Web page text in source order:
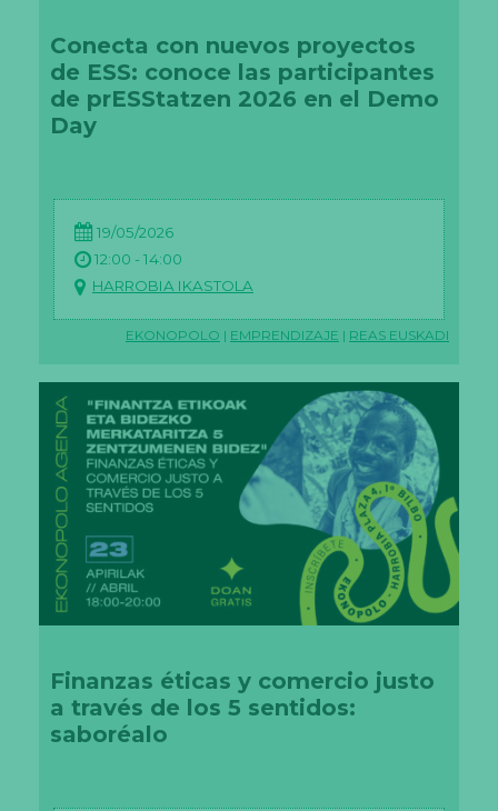
Conecta con nuevos proyectos
de ESS: conoce las participantes
de prESStatzen 2026 en el Demo
Day
19/05/2026
12:00 - 14:00
HARROBIA IKASTOLA
EKONOPOLO | EMPRENDIZAJE | REAS EUSKADI
Finanzas éticas y comercio justo
a través de los 5 sentidos:
saboréalo